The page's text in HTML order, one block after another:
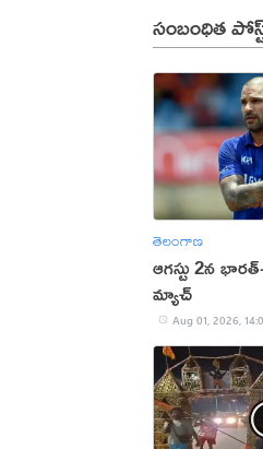
సంబంధిత
తెలంగాణ
ఆగస్టు 2న
మ్యాచ్
Aug 01, 2026,